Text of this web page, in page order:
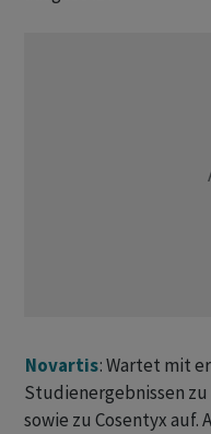
Novartis: Wartet mit
Studienergebnissen
sowie zu Cosentyx auf.